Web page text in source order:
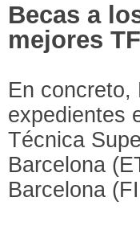
Becas a
mejores
En concreto,
expedientes
Técnica
Barcelona
Barcelona